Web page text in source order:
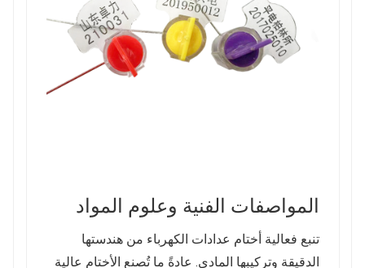
المواصفات الفنية وعلوم المواد
تنبع فعالية أختام عدادات الكهرباء من هندستها
الدقيقة وتركيبها المادي. عادةً ما تُصنع الأختام عالية